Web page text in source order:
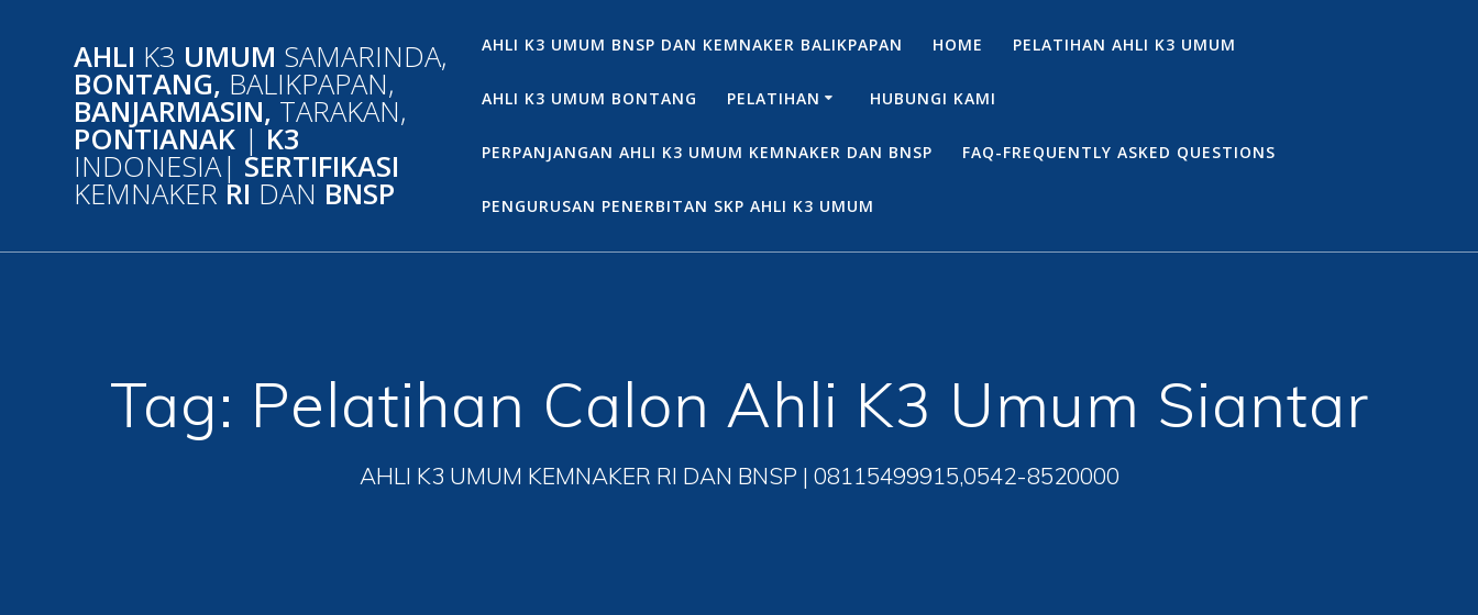
AHLI K3 UMUM SAMARINDA,
BONTANG, BALIKPAPAN,
BANJARMASIN, TARAKAN,
PONTIANAK | K3
INDONESIA| SERTIFIKASI
KEMNAKER RI DAN BNSP
AHLI K3 UMUM BNSP DAN KEMNAKER BALIKPAPAN HOME PELATIHAN AHLI K3 UMUM
AHLI K3 UMUM BONTANG PELATIHAN HUBUNGI KAMI
PERPANJANGAN AHLI K3 UMUM KEMNAKER DAN BNSP FAQ-FREQUENTLY ASKED QUESTIONS
PENGURUSAN PENERBITAN SKP AHLI K3 UMUM
Tag: Pelatihan Calon Ahli K3 Umum Siantar
AHLI K3 UMUM KEMNAKER RI DAN BNSP | 08115499915,0542-8520000